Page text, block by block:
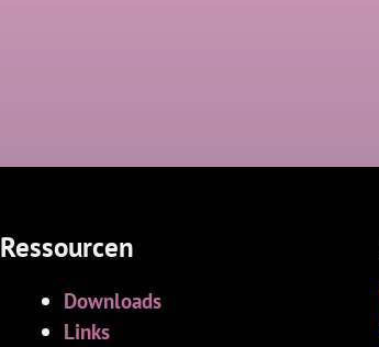
Ressourcen
Downloads
Links